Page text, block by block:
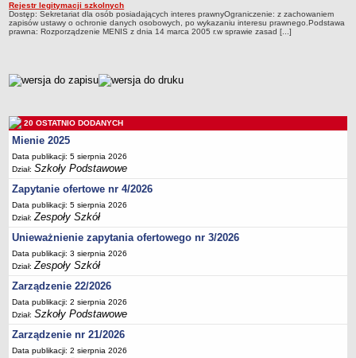
DEKLARACJA DOSTĘPNOŚCI
OŚWIADCZENIA MAJĄTKOWE
OCHRONA DANYCH OSOBOWYCH
Rejestr legitymacji szkolnych
Dostęp: Sekretariat dla osób posiadających interes prawnyOgraniczenie: z zachowaniem
zapisów ustawy o ochronie danych osobowych, po wykazaniu interesu prawnego.Podstawa
prawna: Rozporządzenie MENIS z dnia 14 marca 2005 r.w sprawie zasad [...]
metryczka
20 OSTATNIO DODANYCH
Mienie 2025
Data publikacji: 5 sierpnia 2026
Dział:Szkoły Podstawowe
Zapytanie ofertowe nr 4/2026
Data publikacji: 5 sierpnia 2026
Dział:Zespoły Szkół
Unieważnienie zapytania ofertowego nr 3/2026
Data publikacji: 3 sierpnia 2026
Dział:Zespoły Szkół
Zarządzenie 22/2026
Data publikacji: 2 sierpnia 2026
Dział:Szkoły Podstawowe
Zarządzenie nr 21/2026
Data publikacji: 2 sierpnia 2026